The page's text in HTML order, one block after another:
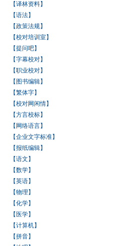
【译林资料】
【语法】
【政策法规】
【校对培训室】
【提问吧】
【字幕校对】
【职业校对】
【图书编辑】
【繁体字】
【校对网闲情】
【方言校标】
【网络语言】
【企业文字标准】
【报纸编辑】
【语文】
【数学】
【英语】
【物理】
【化学】
【医学】
【计算机】
【拼音】